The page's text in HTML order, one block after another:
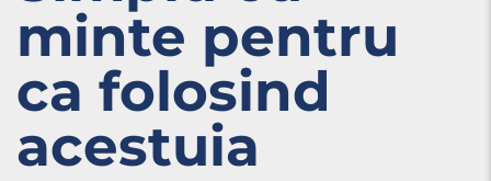
minte pentru
ca folosind
acestuia